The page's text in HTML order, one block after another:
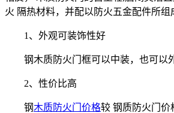
火 隔热材料，并配以防火五金配件所
1、外观可装饰性好
钢木质防火门框可以中装，也可以外
2、性价比高
钢木质防火门价格较 钢质防火门价